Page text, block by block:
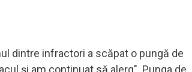
dintre infractori a scăpat o pungă de
și am continuat să alerg". Punga de